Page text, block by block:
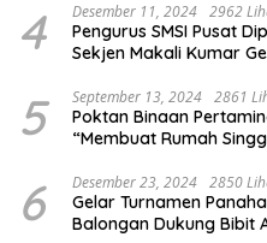
4 Desember 11, 2024 2962
Pengurus SMSI Pusat
Sekjen Makali Kumar
5 September 13, 2024 2861
Poktan Binaan
“Membuat Rumah
6 Desember 23, 2024 2850
Gelar Turnamen
Balongan Dukung Bibit